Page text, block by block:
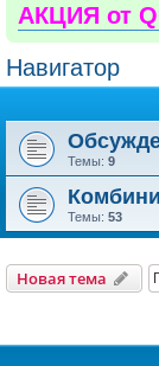
АКЦИЯ от
Навигатор
Темы: 9
Темы: 53
Новая тема